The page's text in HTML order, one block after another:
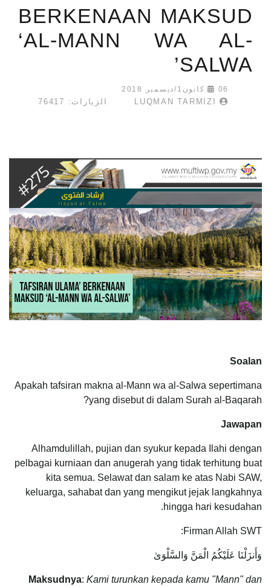
BERKENAAN MAKSUD
‘AL-MANN WA AL-
SALWA’
06 كانون1/ديسمبر 2018
LUQMAN TARMIZI الزيارات: 76417
Soalan
Apakah tafsiran makna al-Mann wa al-Salwa sepertimana
yang disebut di dalam Surah al-Baqarah?
Jawapan
Alhamdulillah, pujian dan syukur kepada Ilahi dengan
pelbagai kurniaan dan anugerah yang tidak terhitung buat
kita semua. Selawat dan salam ke atas Nabi SAW,
keluarga, sahabat dan yang mengikut jejak langkahnya
hingga hari kesudahan.
Firman Allah SWT:
وَأَنزَلْنَا عَلَيْكُمُ الْمَنَّ وَالسَّلْوَىٰ
Maksudnya: Kami turunkan kepada kamu "Mann" dan